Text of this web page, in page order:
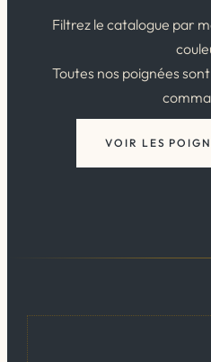
Filtrez le catalogue par
Toutes nos poignées
VOIR LES